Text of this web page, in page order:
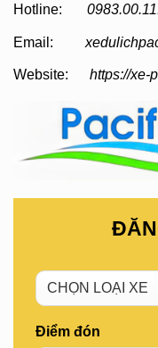
Hotline:
Email:
Website: https://xe-
Điểm đón